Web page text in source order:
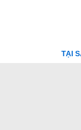
TẠI